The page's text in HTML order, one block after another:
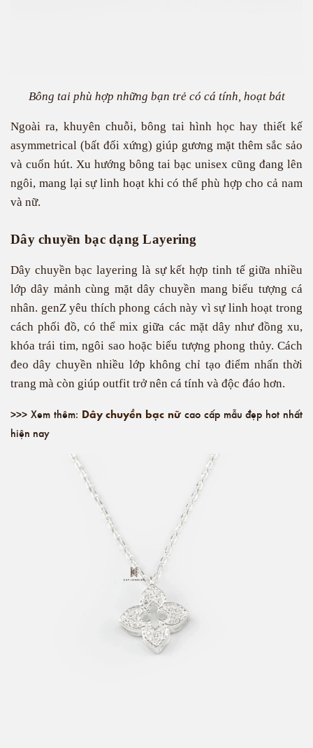
Bông tai phù hợp những bạn trẻ có cá tính, hoạt bát
Ngoài ra, khuyên chuỗi, bông tai hình học hay thiết kế
asymmetrical (bất đối xứng) giúp gương mặt thêm sắc sảo
và cuốn hút. Xu hướng bông tai bạc unisex cũng đang lên
ngôi, mang lại sự linh hoạt khi có thể phù hợp cho cả nam
và nữ.
Dây chuyền bạc dạng Layering
Dây chuyền bạc layering là sự kết hợp tinh tế giữa nhiều
lớp dây mảnh cùng mặt dây chuyền mang biểu tượng cá
nhân. genZ yêu thích phong cách này vì sự linh hoạt trong
cách phối đồ, có thể mix giữa các mặt dây như đồng xu,
khóa trái tim, ngôi sao hoặc biểu tượng phong thủy. Cách
đeo dây chuyền nhiều lớp không chỉ tạo điểm nhấn thời
trang mà còn giúp outfit trở nên cá tính và độc đáo hơn.
>>> Xem thêm: Dây chuyền bạc nữ cao cấp mẫu đẹp hot nhất
hiện nay